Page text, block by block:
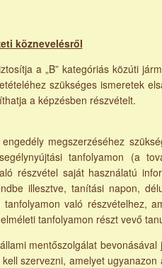
köznevelésről
a „B” kategóriás közúti
szükséges ismeretek
a képzésben részvételt.
megszerzéséhez
tanfolyamon (a
részvétel saját használatú
illesztve, tanítási napon,
való részvételhez,
tanfolyamon részt vevő
mentőszolgálat bevonásával
szervezni, amelyet